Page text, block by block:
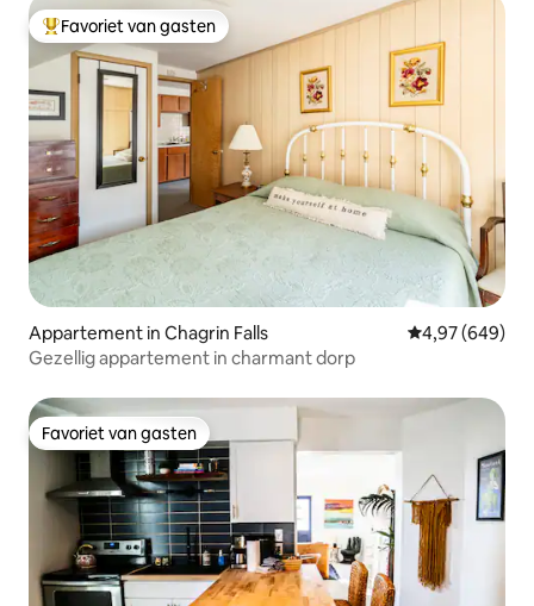
Topfavoriet van gasten
Favoriet van gasten
Appartement in Chagrin Falls Gemiddelde
4,97 (649)
Gezellig appartement in charmant dorp
Favoriet van gasten
Favoriet van gasten